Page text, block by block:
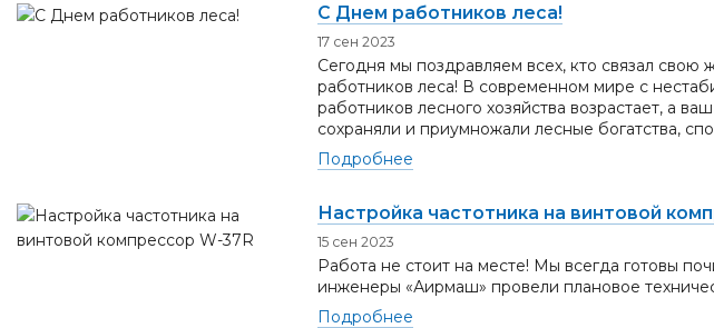
С Днем работ­ни­ков ле­са!
17 сен 2023
Сегодня мы поздравляем всех, кто связал
работников леса! В современном мире с
работников лесного хозяйства возрастает, а
сохраняли и приумножали лесные богатства,
Подробнее
Настройка частотника на винтовой
15 сен 2023
Работа не стоит на месте! Мы всегда готовы
инженеры «Аирмаш» провели плановое
Подробнее